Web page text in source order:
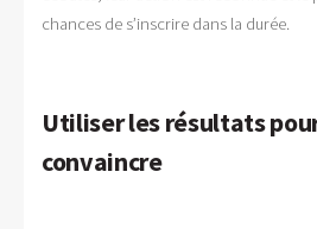
chances de s’inscrire dans la durée.
Utiliser les résultats
convaincre